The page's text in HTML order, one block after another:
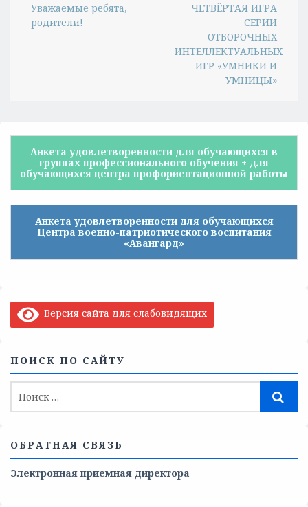
Уважаемые ребята,
родители!
ЧЕТВЁРТАЯ ИГРА
СЕРИИ
ОТБОРОЧНЫХ
ИНТЕЛЛЕКТУАЛЬНЫХ
ИГР «УМНИКИ И
УМНИЦЫ»
Анкета удовлетворенности для обучающихся в
группах профессионального обучения + для
обучающихся центра профориентационной работы
Анкета удовлетворенности для обучающихся
Центра военно-патриотического воспитания
«Авангард»
Версия сайта для слабовидящих
ПОИСК ПО САЙТУ
ОБРАТНАЯ СВЯЗЬ
Электронная приемная директора